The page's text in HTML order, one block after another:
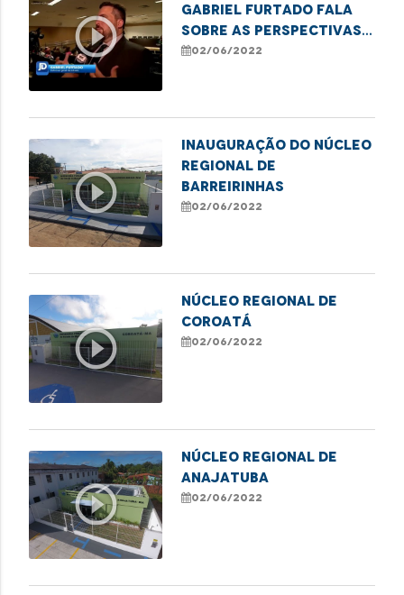
play_circle_outline
Gabriel Furtado fala
sobre as perspectivas
para a gestão dos
02/06/2022
play_circle_outline
INAUGURAÇÃO DO NÚCLEO
REGIONAL DE
BARREIRINHAS
02/06/2022
play_circle_outline
NÚCLEO REGIONAL DE
COROATÁ
02/06/2022
play_circle_outline
NÚCLEO REGIONAL DE
ANAJATUBA
02/06/2022